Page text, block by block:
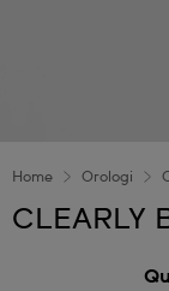
Home Orologi
CLEARLY